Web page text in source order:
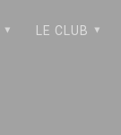
LE CLUB